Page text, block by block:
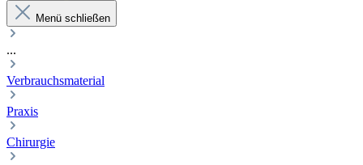
Menü schließen
...
Verbrauchsmaterial
Praxis
Chirurgie